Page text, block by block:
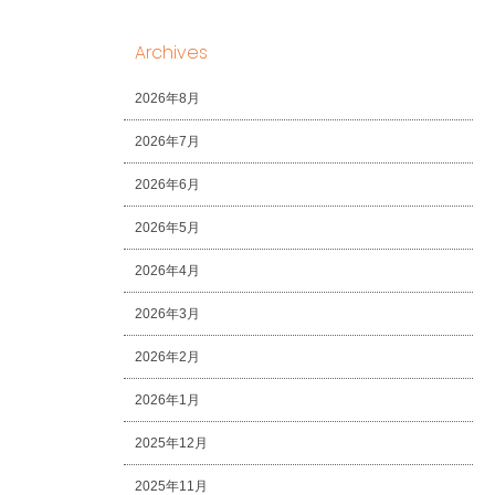
Archives
2026年8月
2026年7月
2026年6月
2026年5月
2026年4月
2026年3月
2026年2月
2026年1月
2025年12月
2025年11月